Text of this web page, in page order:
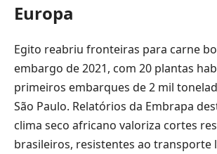
Europa
Egito reabriu fronteiras para carne
embargo de 2021, com 20 plantas
primeiros embarques de 2 mil
São Paulo. Relatórios da Embrapa
clima seco africano valoriza cortes
brasileiros, resistentes ao transporte